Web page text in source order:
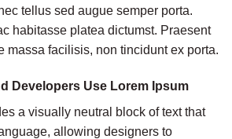
tellus sed augue semper porta.
habitasse platea dictumst. Praesent
massa facilisis, non tincidunt ex porta.
Developers Use Lorem Ipsum
a visually neutral block of text that
allowing designers to